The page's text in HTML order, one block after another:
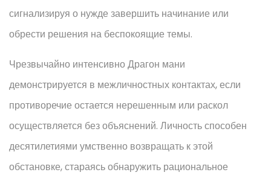
сигнализируя о нужде завершить начинание или
обрести решения на беспокоящие темы.
Чрезвычайно интенсивно Драгон мани
демонстрируется в межличностных контактах, если
противоречие остается нерешенным или раскол
осуществляется без объяснений. Личность способен
десятилетиями умственно возвращать к этой
обстановке, стараясь обнаружить рациональное